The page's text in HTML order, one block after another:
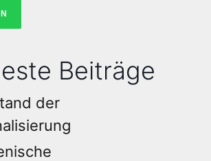
Beiträge
der